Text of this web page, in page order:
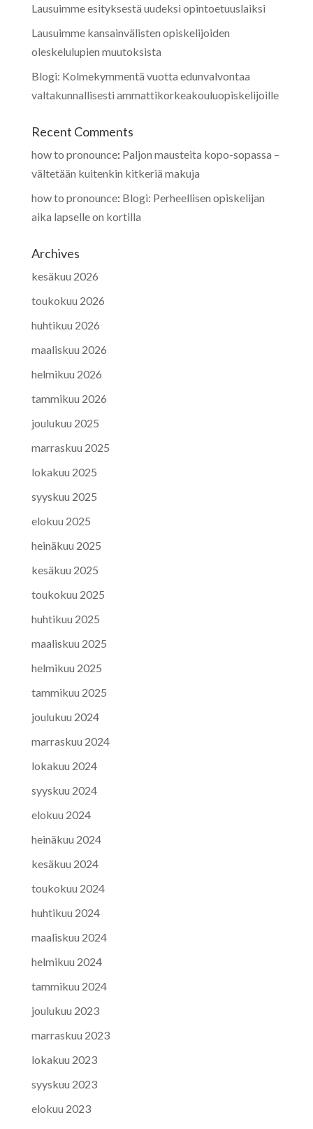
Lausuimme esityksestä uudeksi opintoetuuslaiksi
Lausuimme kansainvälisten opiskelijoiden
oleskelulupien muutoksista
Blogi: Kolmekymmentä vuotta edunvalvontaa
valtakunnallisesti ammattikorkeakouluopiskelijoille
Recent Comments
how to pronounce: Paljon mausteita kopo-sopassa –
vältetään kuitenkin kitkeriä makuja
how to pronounce: Blogi: Perheellisen opiskelijan
aika lapselle on kortilla
Archives
kesäkuu 2026
toukokuu 2026
huhtikuu 2026
maaliskuu 2026
helmikuu 2026
tammikuu 2026
joulukuu 2025
marraskuu 2025
lokakuu 2025
syyskuu 2025
elokuu 2025
heinäkuu 2025
kesäkuu 2025
toukokuu 2025
huhtikuu 2025
maaliskuu 2025
helmikuu 2025
tammikuu 2025
joulukuu 2024
marraskuu 2024
lokakuu 2024
syyskuu 2024
elokuu 2024
heinäkuu 2024
kesäkuu 2024
toukokuu 2024
huhtikuu 2024
maaliskuu 2024
helmikuu 2024
tammikuu 2024
joulukuu 2023
marraskuu 2023
lokakuu 2023
syyskuu 2023
elokuu 2023